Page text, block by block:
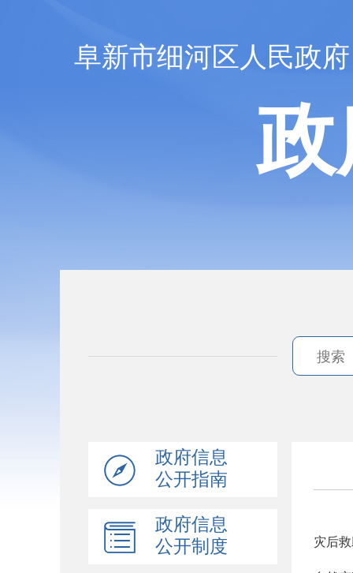
阜新市细河区人民政府
政府信息
公开指南
政府信息
公开制度
灾后